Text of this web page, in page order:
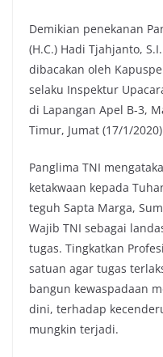
Demikian penekanan
(H.C.) Hadi Tjahjanto,
dibacakan oleh
selaku Inspektur
di Lapangan Apel B-3,
Timur, Jumat (17/1/
Panglima TNI
ketakwaan kepada
teguh Sapta Marga,
Wajib TNI sebagai
tugas. Tingkatkan
satuan agar tugas
bangun kewaspadaan
dini, terhadap
mungkin terjadi.